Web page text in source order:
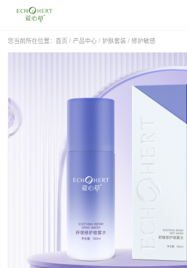
您当前所在位置：首页 /产品中心 /护肤套装 /修护敏感